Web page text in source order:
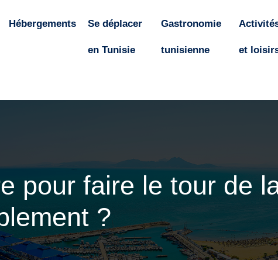
Hébergements Se déplacer
en Tunisie
Gastronomie
tunisienne et
pour faire le tour de
?